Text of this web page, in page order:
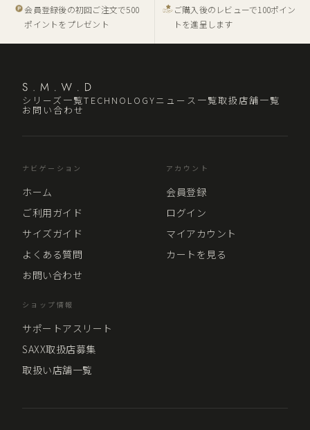
会員登録後の初回ご注文で500
ポイントをプレゼント
ご購入後のレビューで100ポイン
トを進呈します
シリーズ一覧TECHNOLOGYニュース一覧取扱店舗一覧
お問い合わせ
ナビゲーション
ホーム
ご利用ガイド
サイズガイド
よくある質問
お問い合わせ
アカウント
会員登録
ログイン
マイアカウント
カートを見る
ショップ情報
サポートアスリート
SAXX取扱店募集
取扱い店舗一覧